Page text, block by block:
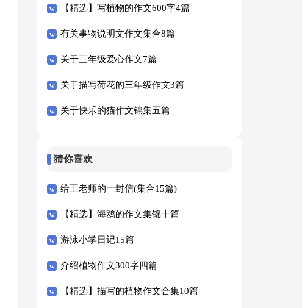
【精选】写植物的作文600字4篇
有关事物说明文作文集合8篇
关于三年级爱心作文7篇
关于描写荷花的三年级作文3篇
关于快乐的猫作文锦集五篇
猜你喜欢
给王老师的一封信(集合15篇)
【精选】海鸥的作文集锦十篇
游泳小学日记15篇
介绍植物作文300字四篇
【精选】描写的植物作文合集10篇